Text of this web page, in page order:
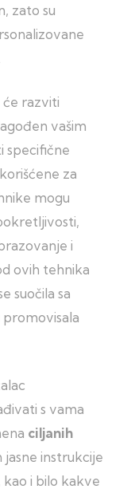
zato su
razviti
vašim
​​specifične
za
mogu
i
ovih tehnika
suočila sa
​​s vama
ciljanih
jasne instrukcije
i bilo kakve